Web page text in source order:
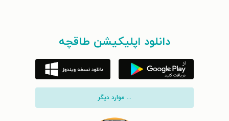
دانلود اپلیکیشن طاقچه
... موارد دیگر